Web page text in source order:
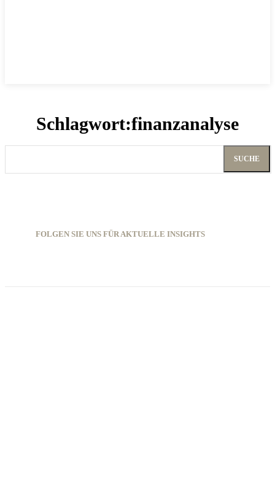
Schlagwort:finanzanalyse
SUCHE
FOLGEN SIE UNS FÜR AKTUELLE INSIGHTS